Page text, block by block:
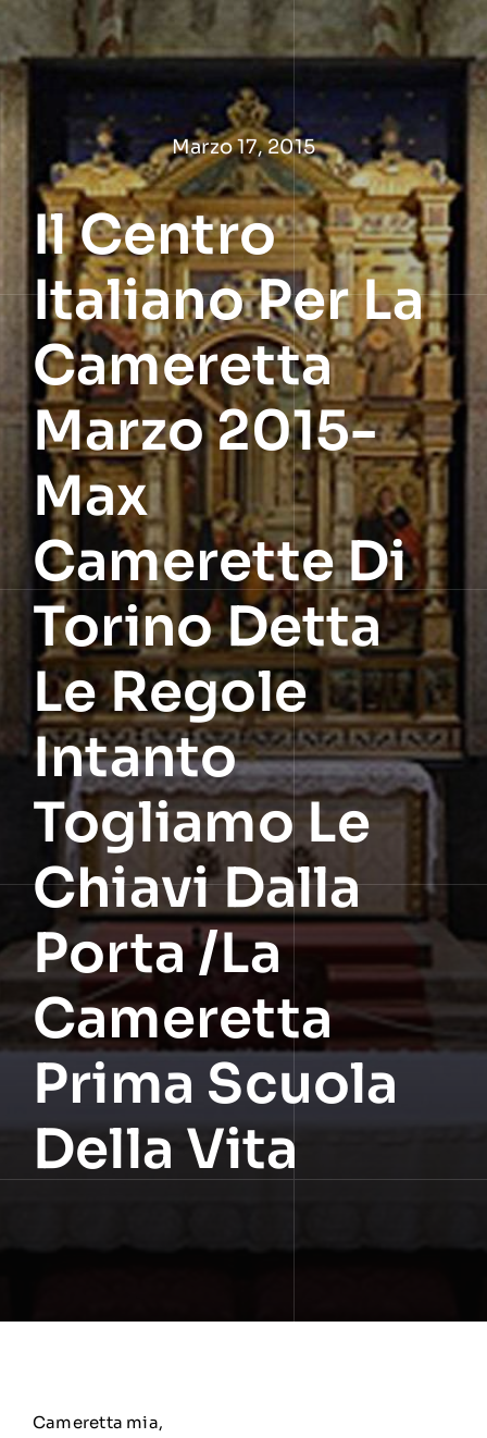
contenuto
Marzo 17, 2015
Il Centro
Italiano Per La
Cameretta
Marzo 2015-
Max
Camerette Di
Torino Detta
Le Regole
Intanto
Togliamo Le
Chiavi Dalla
Porta /La
Cameretta
Prima Scuola
Della Vita
Cameretta mia,